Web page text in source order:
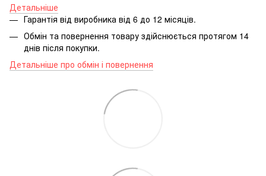
Детальніше
Гарантія від виробника від 6 до 12 місяців.
Обмін та повернення товару здійснюється протягом 14
днів після покупки.
Детальніше про обмін і повернення